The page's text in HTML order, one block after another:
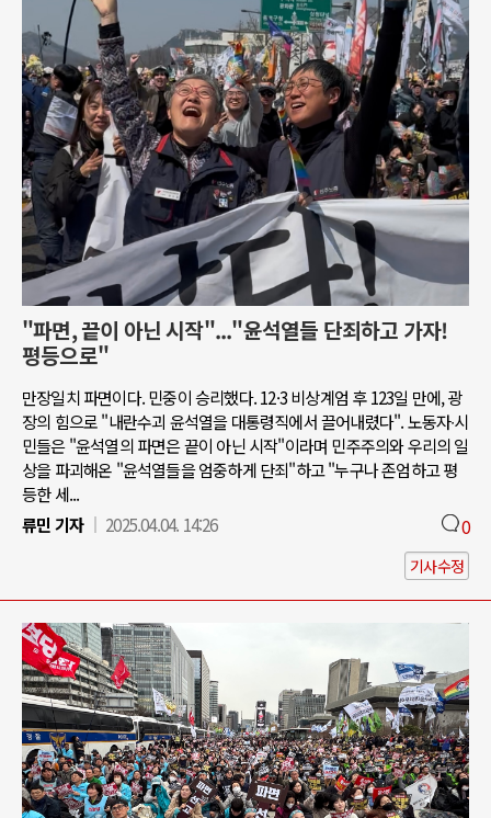
"파면, 끝이 아닌 시작"..."윤석열들 단죄하고 가자!
평등으로"
만장일치 파면이다. 민중이 승리했다. 12·3 비상계엄 후 123일 만에, 광
장의 힘으로 "내란수괴 윤석열을 대통령직에서 끌어내렸다". 노동자∙시
민들은 "윤석열의 파면은 끝이 아닌 시작"이라며 민주주의와 우리의 일
상을 파괴해온 "윤석열들을 엄중하게 단죄"하고 "누구나 존엄하고 평
등한 세...
류민 기자
2025.04.04. 14:26 0
기사수정